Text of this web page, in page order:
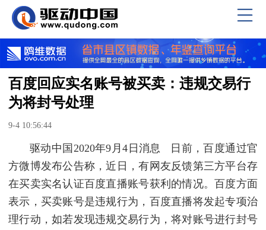
百度回应实名账号被买卖：违规交易行
为将封号处理
9-4 10:56:44
驱动中国2020年9月4日消息 日前，百度通过官
方微博发布公告称，近日，有网友反馈第三方平台存
在买卖实名认证百度直播账号获利的情况。百度方面
表示，买卖账号是违规行为，百度直播将发起专项治
理行动，如若发现违规交易行为，将对账号进行封号